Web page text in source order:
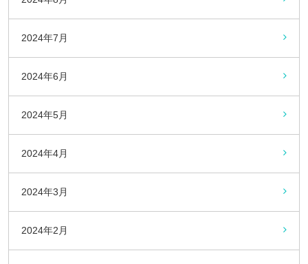
2024年7月
2024年6月
2024年5月
2024年4月
2024年3月
2024年2月